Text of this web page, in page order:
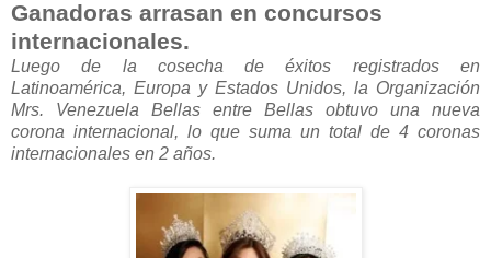
Ganadoras arrasan en concursos
internacionales.
Luego de la cosecha de éxitos registrados en
Latinoamérica, Europa y Estados Unidos, la Organización
Mrs. Venezuela Bellas entre Bellas obtuvo una nueva
corona internacional, lo que suma un total de 4 coronas
internacionales en 2 años.